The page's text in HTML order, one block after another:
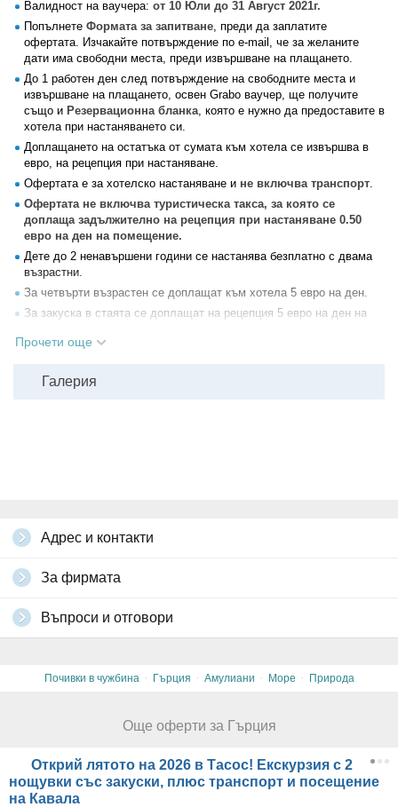
Валидност на ваучера: от 10 Юли до 31 Август 2021г.
Попълнете Формата за запитване, преди да заплатите
офертата. Изчакайте потвърждение по e-mail, че за желаните
дати има свободни места, преди извършване на плащането.
До 1 работен ден след потвърждение на свободните места и
извършване на плащането, освен Grabo ваучер, ще получите
също и Резервационна бланка, която е нужно да предоставите в
хотела при настаняването си.
Доплащането на остатъка от сумата към хотела се извършва в
евро, на рецепция при настаняване.
Офертата е за хотелско настаняване и не включва транспорт.
Офертата не включва туристическа такса, за която се
доплаща задължително на рецепция при настаняване 0.50
евро на ден на помещение.
Дете до 2 ненавършени години се настанява безплатно с двама
възрастни.
За четвърти възрастен се доплащат към хотела 5 евро на ден.
За закуска в стаята се доплащат на рецепция 5 евро на ден на
Домашни любимци не се допускат.
6 месеца към датата на завръщане в България.
Прочети още
Галерия
Адрес и контакти
За фирмата
Въпроси и отговори
Почивки в чужбина · Гърция · Амулиани · Море · Природа
Още оферти за Гърция
Открий лятото на 2026 в Тасос! Екскурзия с 2
нощувки със закуски, плюс транспорт и посещение
на Кавала